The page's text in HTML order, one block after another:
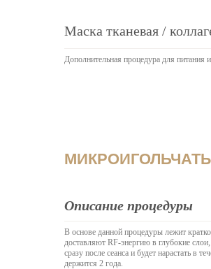
Маска тканевая /
Дополнительная процедура для питания
Описание процедуры
В основе данной процедуры лежит
доставляют RF-энергию в глубокие
сразу после сеанса и будет нарастать в
держится 2 года.